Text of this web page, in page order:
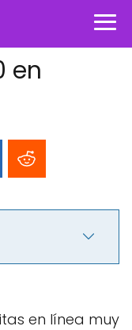
en
en línea muy